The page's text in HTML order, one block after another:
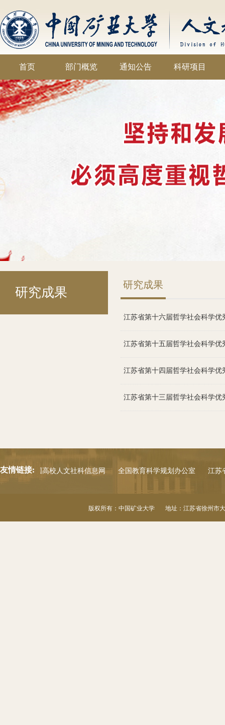
首页 部门概览 通知公告 科研项目
研究成果
研究成果
江苏省第十六届哲学社会科学优
江苏省第十五届哲学社会科学优
江苏省第十四届哲学社会科学优
江苏省第十三届哲学社会科学优
友情链接:
室 中国高校人文社科信息网 全国教育科学规划办公室 江苏
版权所有：中国矿业大学 地址：江苏省徐州